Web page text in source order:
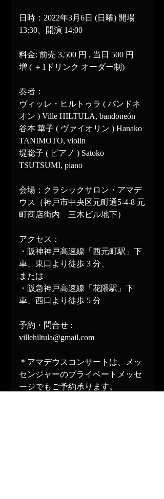
日時：2022年3月6日 (日曜) 開場
13:30、開演 14:00
料金: 前売 3,500 円 , 当日 500 円
増 ( ＋1ドリンク オーダー制)
奏者：
ヴィッレ・ヒルトゥラ ( バンドネ
オン ) Ville HILTULA, bandoneón
谷本 華子 ( ヴァイオリン ) Hanako
TANIMOTO, violin
堤聡子 ( ピアノ ) Satoko
TSUTSUMI, piano
会場：クラシックサロン・アマデ
ウス（神戸市中央区元町通5-4-8 元
町商店街内　三木ビル地下）
アクセス：
・阪神神戸高速線「西元町駅」下
車、東口より徒歩 3 分、
または
・阪急神戸高速線「花隈駅」下
車、西口より徒歩 5 分
予約・問合せ :
villehiltula@gmail.com
＊アマデウスコンサートは、メッ
センジャーのプライベートメッセ
ージでもご予約承ります。